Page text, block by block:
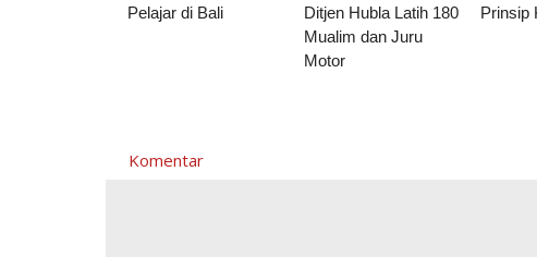
Pelajar di Bali
Ditjen Hubla Latih 180
Mualim dan Juru
Motor
Prinsip
Komentar